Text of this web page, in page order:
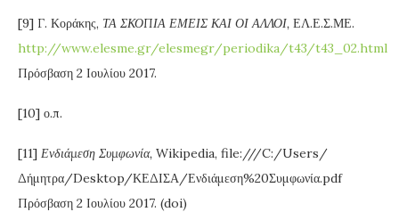
[9] Γ. Κοράκης, ΤΑ ΣΚΟΠΙΑ ΕΜΕΙΣ ΚΑΙ ΟΙ ΑΛΛΟΙ, ΕΛ.Ε.Σ.ΜΕ.
http://www.elesme.gr/elesmegr/periodika/t43/t43_02.html
Πρόσβαση 2 Ιουλίου 2017.
[10] ο.π.
[11] Ενδιάμεση Συμφωνία, Wikipedia, file:///C:/Users/
Δήμητρα/Desktop/ΚΕΔΙΣΑ/Ενδιάμεση%20Συμφωνία.pdf
Πρόσβαση 2 Ιουλίου 2017. (doi)